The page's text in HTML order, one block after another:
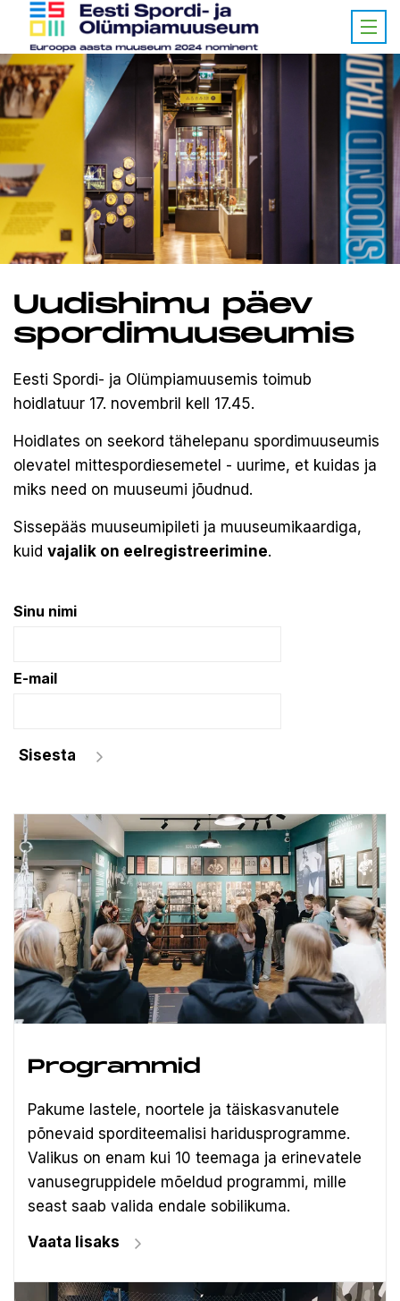
Uudishimu päev
spordimuuseumis
Eesti Spordi- ja Olümpiamuusemis toimub
hoidlatuur 17. novembril kell 17.45.
Hoidlates on seekord tähelepanu spordimuuseumis
olevatel mittespordiesemetel - uurime, et kuidas ja
miks need on muuseumi jõudnud.
Sissepääs muuseumipileti ja muuseumikaardiga,
kuid vajalik on eelregistreerimine.
Sinu nimi
E-mail
Programmid
Pakume lastele, noortele ja täiskasvanutele
põnevaid sporditeemalisi haridusprogramme.
Valikus on enam kui 10 teemaga ja erinevatele
vanusegruppidele mõeldud programmi, mille
seast saab valida endale sobilikuma.
Vaata lisaks